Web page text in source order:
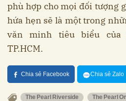
phù hợp cho mọi đối tượng
hứa hẹn sẽ là một trong
văn minh tiêu biểu của
TP.HCM.
Chia sẻ Facebook Chia sẻ Zalo
The Pearl Riverside The Pearl